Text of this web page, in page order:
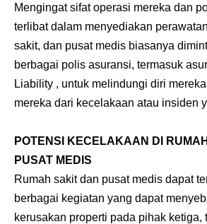
Mengingat sifat operasi mereka dan
terlibat dalam menyediakan
sakit, dan pusat medis biasanya
berbagai polis asuransi, termasuk
Liability , untuk melindungi diri
mereka dari kecelakaan atau insiden
POTENSI KECELAKAAN DI
PUSAT MEDIS
Rumah sakit dan pusat medis dapat
berbagai kegiatan yang dapat
kerusakan properti pada pihak ketiga,